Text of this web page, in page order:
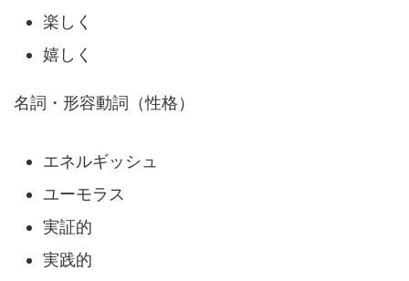
楽しく
嬉しく
名詞・形容動詞（性格）
エネルギッシュ
ユーモラス
実証的
実践的